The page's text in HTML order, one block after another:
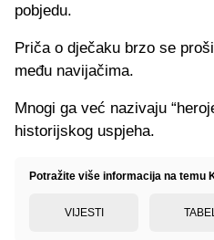
pobjedu.
Priča o dječaku brzo se
među navijačima.
Mnogi ga već nazivaju
historijskog uspjeha.
Potražite više informacija na temu
VIJESTI